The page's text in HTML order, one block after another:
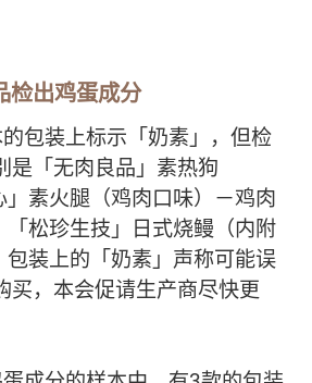
检出鸡蛋成分
包装上标示「奶素」，但检
是「无肉良品」素热狗
」素火腿（鸡肉口味）－鸡肉
松珍生技」日式烧鳗（内附
装上的「奶素」声称可能误
买，本会促请生产商尽快更